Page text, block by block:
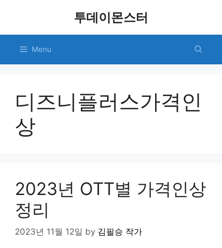
투데이몬스터
Menu
디즈니플러스가격인
상
2023년 OTT별 가격인상
정리
2023년 11월 12일 by 김필승 작가